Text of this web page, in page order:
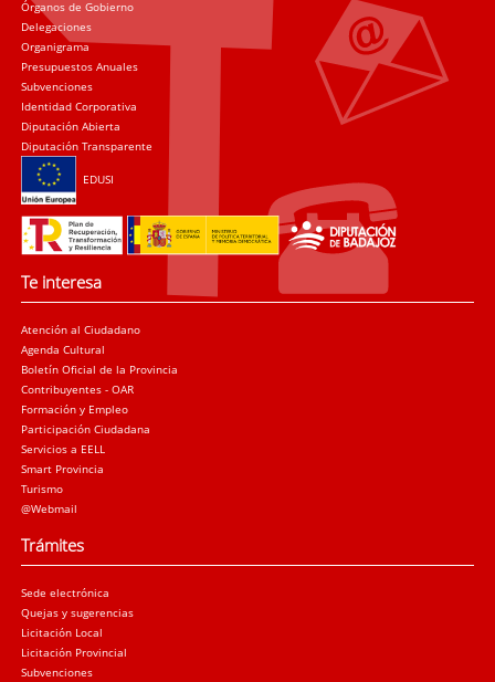
Órganos de Gobierno
Delegaciones
Organigrama
Presupuestos Anuales
Subvenciones
Identidad Corporativa
Diputación Abierta
Diputación Transparente
EDUSI
Te interesa
Atención al Ciudadano
Agenda Cultural
Boletín Oficial de la Provincia
Contribuyentes - OAR
Formación y Empleo
Participación Ciudadana
Servicios a EELL
Smart Provincia
Turismo
@Webmail
Trámites
Sede electrónica
Quejas y sugerencias
Licitación Local
Licitación Provincial
Subvenciones